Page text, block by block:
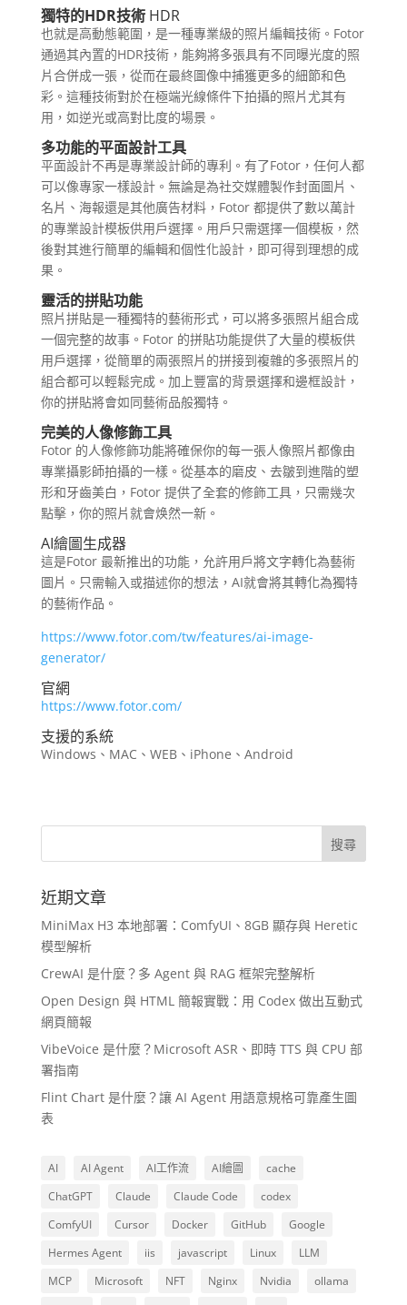
獨特的HDR技術HDR
也就是高動態範圍，是一種專業級的照片編輯技術。Fotor
通過其內置的HDR技術，能夠將多張具有不同曝光度的照
片合併成一張，從而在最終圖像中捕獲更多的細節和色
彩。這種技術對於在極端光線條件下拍攝的照片尤其有
用，如逆光或高對比度的場景。
多功能的平面設計工具
平面設計不再是專業設計師的專利。有了Fotor，任何人都
可以像專家一樣設計。無論是為社交媒體製作封面圖片、
名片、海報還是其他廣告材料，Fotor 都提供了數以萬計
的專業設計模板供用戶選擇。用戶只需選擇一個模板，然
後對其進行簡單的編輯和個性化設計，即可得到理想的成
果。
靈活的拼貼功能
照片拼貼是一種獨特的藝術形式，可以將多張照片組合成
一個完整的故事。Fotor 的拼貼功能提供了大量的模板供
用戶選擇，從簡單的兩張照片的拼接到複雜的多張照片的
組合都可以輕鬆完成。加上豐富的背景選擇和邊框設計，
你的拼貼將會如同藝術品般獨特。
完美的人像修飾工具
Fotor 的人像修飾功能將確保你的每一張人像照片都像由
專業攝影師拍攝的一樣。從基本的磨皮、去皺到進階的塑
形和牙齒美白，Fotor 提供了全套的修飾工具，只需幾次
點擊，你的照片就會焕然一新。
AI繪圖生成器
這是Fotor 最新推出的功能，允許用戶將文字轉化為藝術
圖片。只需輸入或描述你的想法，AI就會將其轉化為獨特
的藝術作品。
https://www.fotor.com/tw/features/ai-image-
generator/
官網
https://www.fotor.com/
支援的系統
Windows、MAC、WEB、iPhone、Android
近期文章
MiniMax H3 本地部署：ComfyUI、8GB 顯存與 Heretic
模型解析
CrewAI 是什麼？多 Agent 與 RAG 框架完整解析
Open Design 與 HTML 簡報實戰：用 Codex 做出互動式
網頁簡報
VibeVoice 是什麼？Microsoft ASR、即時 TTS 與 CPU 部
署指南
Flint Chart 是什麼？讓 AI Agent 用語意規格可靠產生圖
表
AI AI Agent AI工作流 AI繪圖
cache
ChatGPT
Claude Claude Code
codex
ComfyUI
Cursor Docker GitHub
Google
Hermes Agent
iis javascript Linux
LLM
MCP
Microsoft NFT Nginx Nvidia
ollama